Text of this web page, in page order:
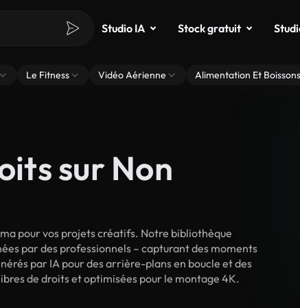
Studio IA Stock gratuit
Le Fitness Vidéo Aérienne Alimentation Et Boissons
sur Non
pour vos projets créatifs. Notre bibliothèque
par des professionnels – capturant des moments
par IA pour des arrière-plans en boucle et des
de droits et optimisées pour le montage 4K.